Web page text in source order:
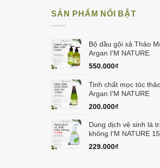
SẢN PHẨM NỔI BẬT
Bộ dầu gội xả Thảo
Argan I'M NATURE
550.000₫
Tinh chất mọc tóc
Argan I'M NATURE
200.000₫
Dung dịch vệ sinh lá
không I'M NATURE
229.000₫